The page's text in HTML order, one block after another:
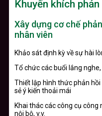
Khuyến khích
Xây dựng cơ chế
nhân viên
Khảo sát định kỳ về sự hài
Tổ chức các buổi lắng
Thiết lập hình thức phản
sẻ ý kiến thoải mái
Khai thác các công cụ
nội bộ, v.v.